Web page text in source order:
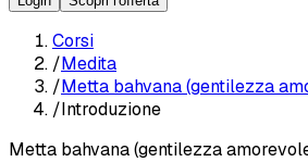
Corsi
/Medita
/Metta bahvana (gentilezza
/Introduzione
Metta bahvana (gentilezza